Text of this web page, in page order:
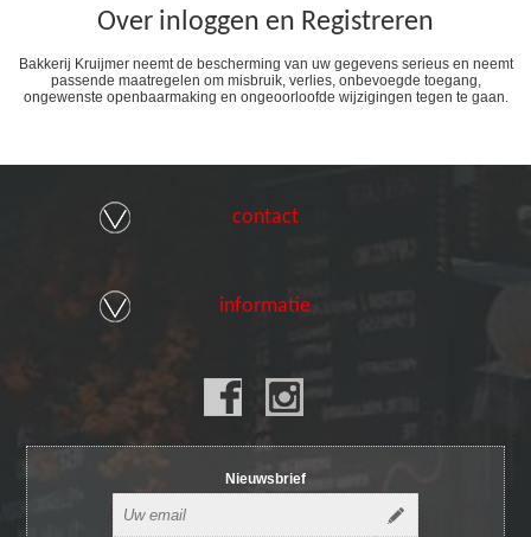
Over inloggen en Registreren
Bakkerij Kruijmer neemt de bescherming van uw gegevens serieus en neemt
passende maatregelen om misbruik, verlies, onbevoegde toegang,
ongewenste openbaarmaking en ongeoorloofde wijzigingen tegen te gaan.
contact
informatie
Nieuwsbrief